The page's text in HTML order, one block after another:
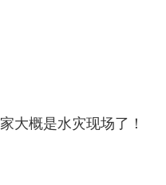
大概是水灾现场了！